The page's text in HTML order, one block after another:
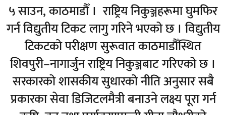
५ साउन, काठमाडौँ । राष्ट्रिय निकुञ्जहरूमा घुमफिर
गर्न विद्युतीय टिकट लागु गरिने भएको छ । विद्युतीय
टिकटको परीक्षण सुरूवात काठमाडौँस्थित
शिवपुरी–नागार्जुन राष्ट्रिय निकुञ्जबाट गरिएको छ ।
सरकारको शासकीय सुधारको नीति अनुसार सबै
प्रकारका सेवा डिजिटलमैत्री बनाउने लक्ष्य पूरा गर्न